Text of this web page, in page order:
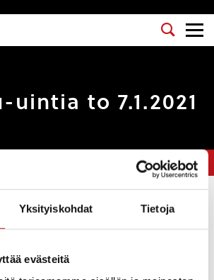
Yksityiskohdat Tietoja
evästeitä
uintia to 7.1.2021
Ei aamu-uintia to 7.1.2021